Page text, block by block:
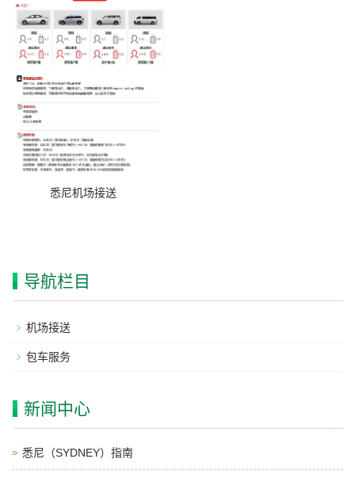
悉尼机场接送
导航栏目
机场接送
包车服务
新闻中心
悉尼（SYDNEY）指南